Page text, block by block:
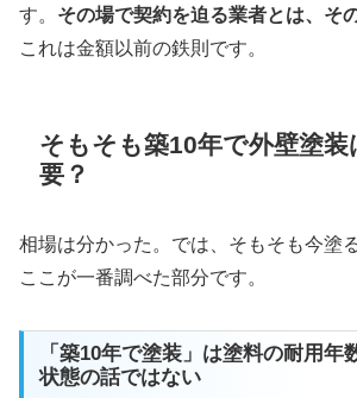
す。 その場で契約を迫る業者とは、そ
これは金額以前の鉄則です。
そもそも築10年で外壁塗装
要？
相場は分かった。では、そもそも今塗
ここが一番調べた部分です。
「築10年で塗装」は塗料の耐用年
状態の話ではない